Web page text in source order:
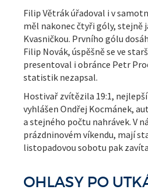
Filip Větrák úřadoval i v
měl nakonec čtyři góly, stejně
Kvasničkou. Prvního gólu
Filip Novák, úspěšně se ve
presentoval i obránce Petr
statistik nezapsal.
Hostivař zvítězila 19:1,
vyhlášen Ondřej Kocmánek,
a stejného počtu nahrávek. V
prázdninovém víkendu, mají
listopadovou sobotu pak
OHLASY PO